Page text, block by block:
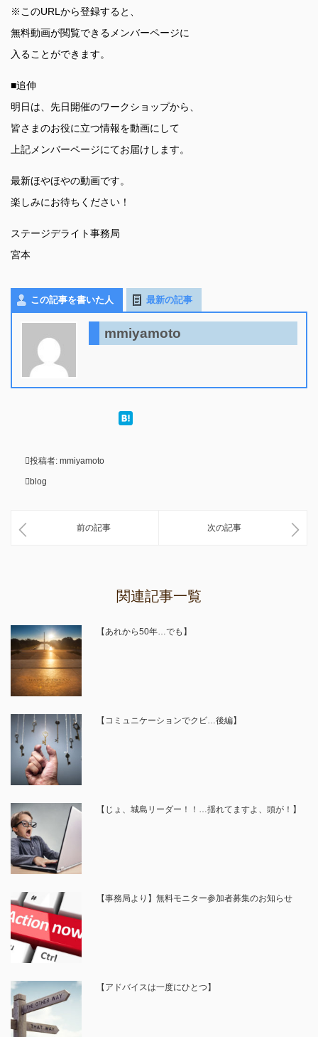
※このURLから登録すると、
無料動画が閲覧できるメンバーページに
入ることができます。
■追伸
明日は、先日開催のワークショップから、
皆さまのお役に立つ情報を動画にして
上記メンバーページにてお届けします。
最新ほやほやの動画です。
楽しみにお待ちください！
ステージデライト事務局
宮本
この記事を書いた人 最新の記事
mmiyamoto
投稿者: mmiyamoto
blog
前の記事 次の記事
関連記事一覧
【あれから50年…でも】
【コミュニケーションでクビ…後編】
【じょ、城島リーダー！！…揺れてますよ、頭が！】
【事務局より】無料モニター参加者募集のお知らせ
【アドバイスは一度にひとつ】